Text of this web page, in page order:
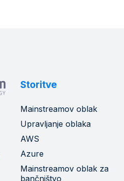
Storitve
Mainstreamov oblak
Upravljanje oblaka
AWS
Azure
Mainstreamov oblak za
bančništvo